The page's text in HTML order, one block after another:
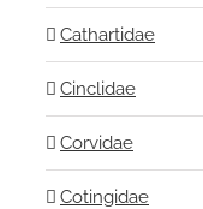
Cathartidae
Cinclidae
Corvidae
Cotingidae